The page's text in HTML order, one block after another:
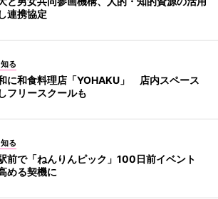
連携協定
る
に和食料理店「YOHAKU」 店内スペース
フリースクールも
る
前で「ねんりんピック」100日前イベント
める契機に